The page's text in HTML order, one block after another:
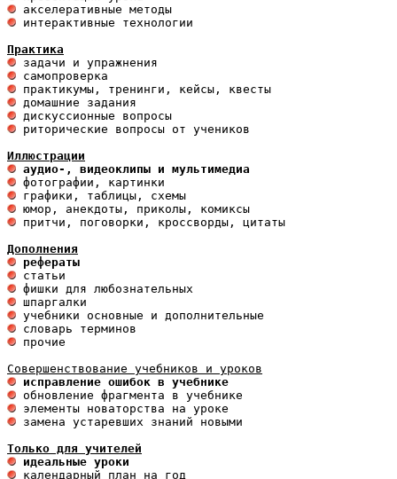
интерактивные технологии
Практика
риторические вопросы от учеников
Иллюстрации
аудио-, видеоклипы и мультимедиа
притчи, поговорки, кроссворды, цитаты
Дополнения
рефераты
прочие
исправление ошибок в учебнике
замена устаревших знаний новыми
Только для учителей
идеальные уроки